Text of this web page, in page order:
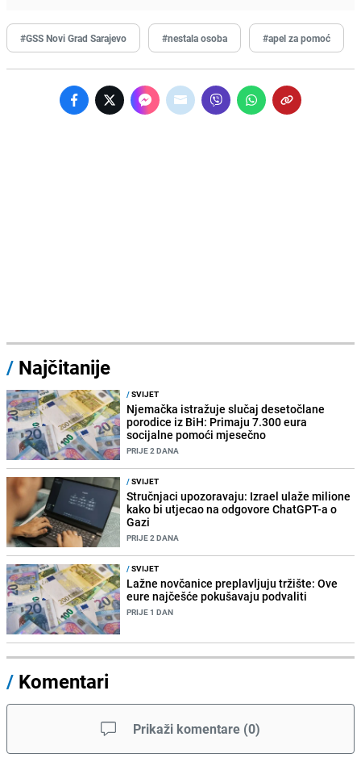
#GSS Novi Grad Sarajevo #nestala osoba #apel za pomoć
/ Najčitanije
/SVIJET
Njemačka istražuje slučaj desetočlane
porodice iz BiH: Primaju 7.300 eura
socijalne pomoći mjesečno
PRIJE 2 DANA
/SVIJET
Stručnjaci upozoravaju: Izrael ulaže milione
kako bi utjecao na odgovore ChatGPT-a o
Gazi
PRIJE 2 DANA
/SVIJET
Lažne novčanice preplavljuju tržište: Ove
eure najčešće pokušavaju podvaliti
PRIJE 1 DAN
/ Komentari
Prikaži komentare (0)